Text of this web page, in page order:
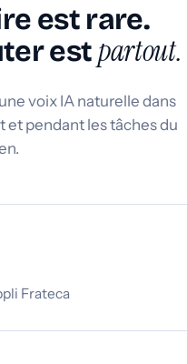
est rare.
estpartout.
voix IA naturelle dans
et pendant les tâches du
Frateca